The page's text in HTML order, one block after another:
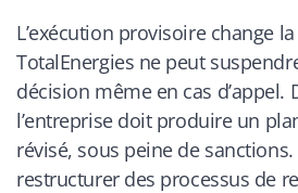
L’exécution provisoire change
TotalEnergies ne peut
décision même en cas d’appel.
l’entreprise doit produire un
révisé, sous peine de
restructurer des processus de